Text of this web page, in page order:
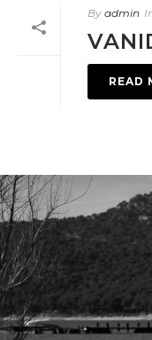
By admin
READ